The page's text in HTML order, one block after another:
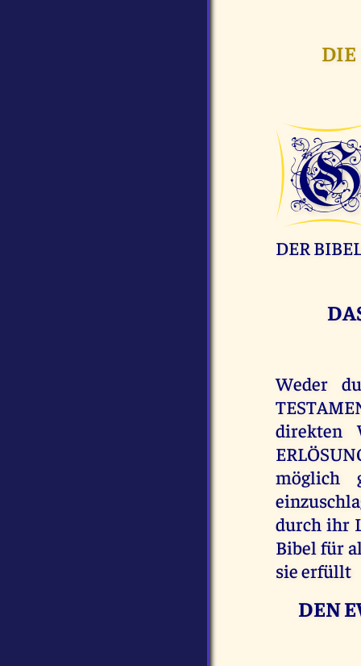
DIE
DER
Weder
direkten
möglich
durch ihr
Bibel für
sie erfüllt
DEN